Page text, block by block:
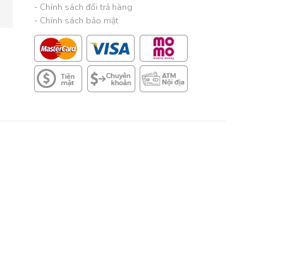
- Chính sách đổi trả hàng
- Chính sách bảo mật